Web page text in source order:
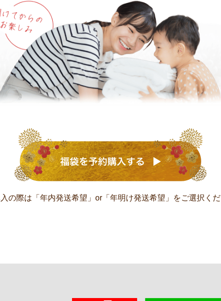
の際は 「年内発送希望」or「年明け発送希望」をご選択く